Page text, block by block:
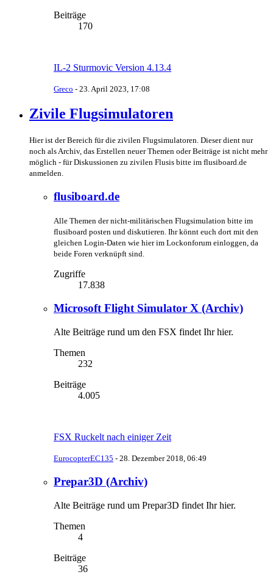
Beiträge
170
IL-2 Sturmovic Version 4.13.4
Greco - 23. April 2023, 17:08
Zivile Flugsimulatoren
Hier ist der Bereich für die zivilen Flugsimulatoren. Dieser dient nur
noch als Archiv, das Erstellen neuer Themen oder Beiträge ist nicht mehr
möglich - für Diskussionen zu zivilen Flusis bitte im flusiboard.de
anmelden.
flusiboard.de
Alle Themen der nicht-militärischen Flugsimulation bitte im
flusiboard posten und diskutieren. Ihr könnt euch dort mit den
gleichen Login-Daten wie hier im Lockonforum einloggen, da
beide Foren verknüpft sind.
Zugriffe
17.838
Microsoft Flight Simulator X (Archiv)
Alte Beiträge rund um den FSX findet Ihr hier.
Themen
232
Beiträge
4.005
FSX Ruckelt nach einiger Zeit
EurocopterEC135 - 28. Dezember 2018, 06:49
Prepar3D (Archiv)
Alte Beiträge rund um Prepar3D findet Ihr hier.
Themen
4
Beiträge
36